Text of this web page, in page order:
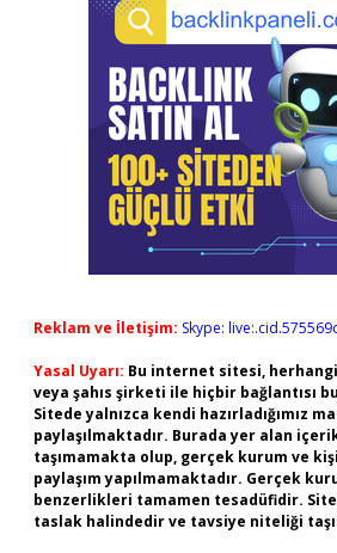
Reklam ve İletişim: Skype:
Yasal Uyarı: Bu internet sitesi,
veya şahıs şirketi ile hiçbir bağlantısı
Sitede yalnızca kendi hazırladığımız
paylaşılmaktadır. Burada yer alan
taşımamakta olup, gerçek kurum ve
paylaşım yapılmamaktadır. Gerçek
benzerlikleri tamamen tesadüfidir.
taslak halindedir ve tavsiye niteliği